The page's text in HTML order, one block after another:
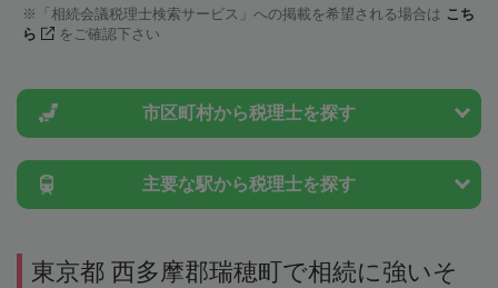
「相続会議税理士検索サービス」への掲載を希望される場合は こち
ら
をご確認下さい
市区町村から税理士を探す
主要な駅から税理士を探す
東京都 西多摩郡瑞穂町で相続に強いそ